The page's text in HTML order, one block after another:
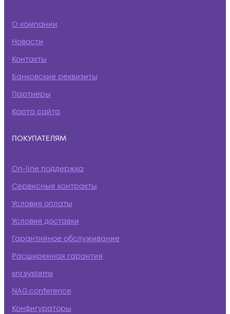
О компании
Новости
Контакты
Банковские реквизиты
Партнеры
Карта сайта
ПОКУПАТЕЛЯМ
On-line поддержка
Сервисные контракты
Условия оплаты
Условия доставки
Гарантийное обслуживание
Расширенная гарантия
snr.systems
NAG.conference
Конфигураторы